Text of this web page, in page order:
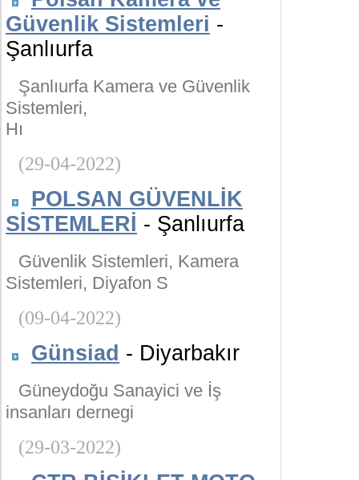
Güvenlik Sistemleri -
Şanlıurfa
Şanlıurfa Kamera ve Güvenlik
Sistemleri,
Hı
(29-04-2022)
POLSAN GÜVENLİK
SİSTEMLERİ - Şanlıurfa
Güvenlik Sistemleri, Kamera
Sistemleri, Diyafon S
(09-04-2022)
Günsiad - Diyarbakır
Güneydoğu Sanayici ve İş
insanları dernegi
(29-03-2022)